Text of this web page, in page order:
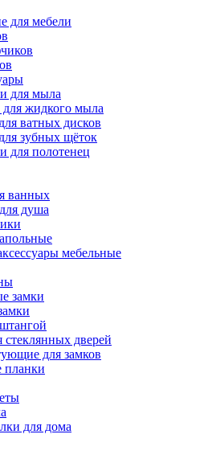
для мебели
для мыла
для жидкого мыла
ватных дисков
зубных щёток
для полотенец
ванных
душа
мебельные
замки
стеклянных дверей
для замков
планки
для дома